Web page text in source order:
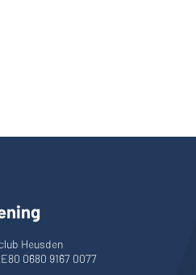
Heusden
0680 9167 0077